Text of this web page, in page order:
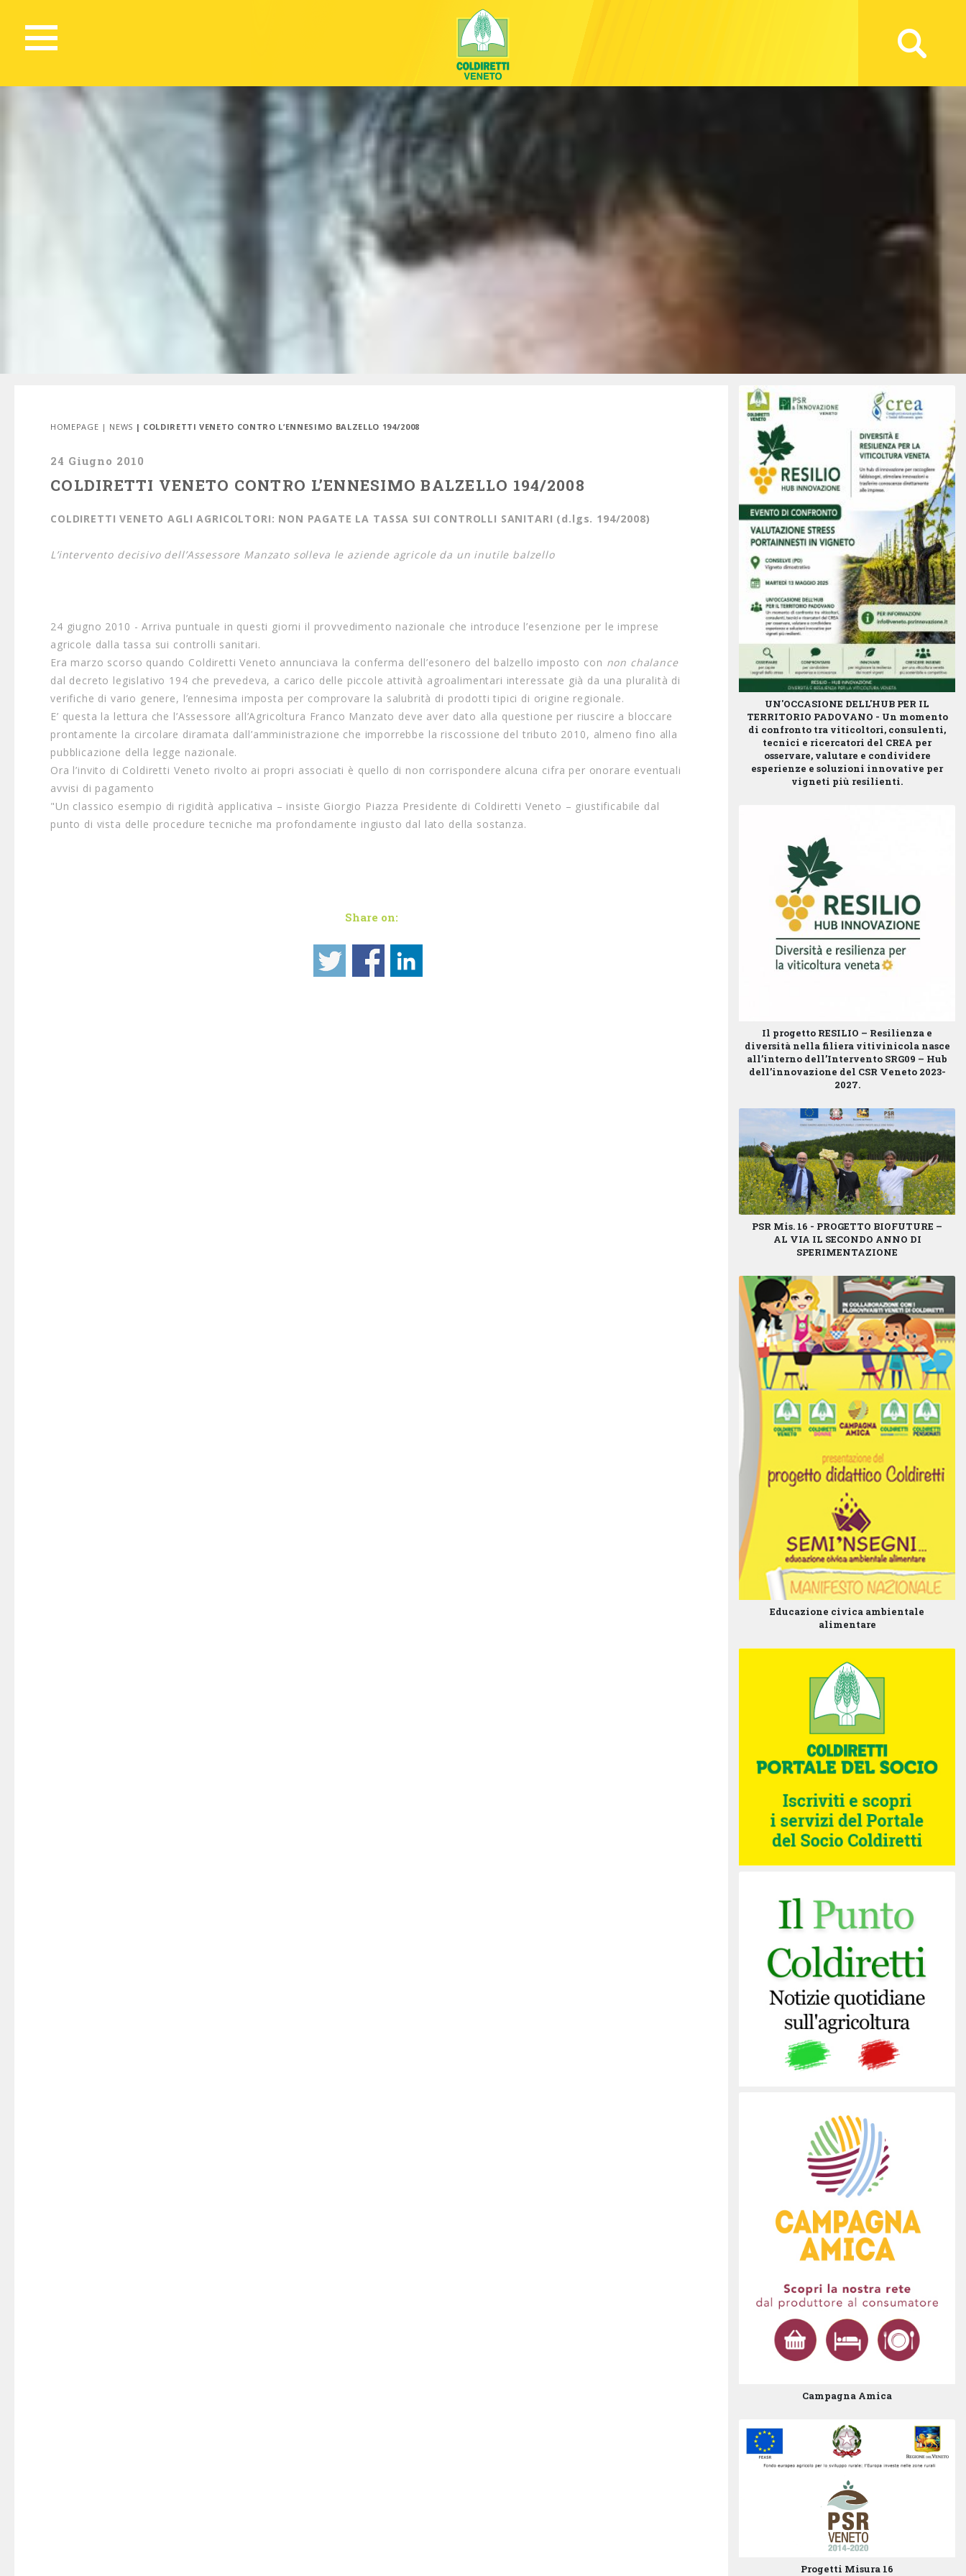
HOMEPAGE | NEWS | COLDIRETTI VENETO CONTRO L’ENNESIMO BALZELLO 194/2008
24 Giugno 2010
COLDIRETTI VENETO CONTRO L’ENNESIMO BALZELLO 194/2008
COLDIRETTI VENETO AGLI AGRICOLTORI: NON PAGATE LA TASSA SUI CONTROLLI SANITARI (d.lgs. 194/2008)
L’intervento decisivo dell’Assessore Manzato solleva le aziende agricole da un inutile balzello
24 giugno 2010 - Arriva puntuale in questi giorni il provvedimento nazionale che introduce l’esenzione per le imprese
agricole dalla tassa sui controlli sanitari.
Era marzo scorso quando Coldiretti Veneto annunciava la conferma dell’esonero del balzello imposto con non chalance
dal decreto legislativo 194 che prevedeva, a carico delle piccole attività agroalimentari interessate già da una pluralità di
verifiche di vario genere, l’ennesima imposta per comprovare la salubrità di prodotti tipici di origine regionale.
E’ questa la lettura che l’Assessore all’Agricoltura Franco Manzato deve aver dato alla questione per riuscire a bloccare
prontamente la circolare diramata dall’amministrazione che imporrebbe la riscossione del tributo 2010, almeno fino alla
pubblicazione della legge nazionale.
Ora l’invito di Coldiretti Veneto rivolto ai propri associati è quello di non corrispondere alcuna cifra per onorare eventuali
avvisi di pagamento
"Un classico esempio di rigidità applicativa – insiste Giorgio Piazza Presidente di Coldiretti Veneto – giustificabile dal
punto di vista delle procedure tecniche ma profondamente ingiusto dal lato della sostanza.
Share on:
UN'OCCASIONE DELL'HUB PER IL
TERRITORIO PADOVANO - Un momento
di confronto tra viticoltori, consulenti,
tecnici e ricercatori del CREA per
osservare, valutare e condividere
esperienze e soluzioni innovative per
vigneti più resilienti.
Il progetto RESILIO – Resilienza e
diversità nella filiera vitivinicolanasce
all’interno dell’Intervento SRG09 – Hub
dell’innovazione del CSR Veneto 2023-
2027.
PSR Mis. 16 - PROGETTO BIOFUTURE –
AL VIA IL SECONDO ANNO DI
SPERIMENTAZIONE
Educazione civica ambientale
alimentare
Campagna Amica
Progetti Misura 16